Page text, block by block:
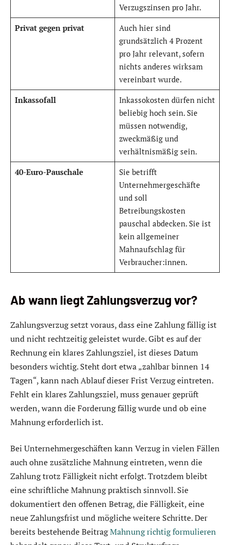
Verzugszinsen pro Jahr.
Privat gegen privat
Auch hier sind
grundsätzlich 4 Prozent
pro Jahr relevant, sofern
nichts anderes wirksam
vereinbart wurde.
Inkassofall
Inkassokosten dürfen nicht
beliebig hoch sein. Sie
müssen notwendig,
zweckmäßig und
verhältnismäßig sein.
40-Euro-Pauschale
Sie betrifft
Unternehmergeschäfte
und soll
Betreibungskosten
pauschal abdecken. Sie ist
kein allgemeiner
Mahnaufschlag für
Verbraucher:innen.
Ab wann liegt Zahlungsverzug vor?
Zahlungsverzug setzt voraus, dass eine Zahlung fällig ist
und nicht rechtzeitig geleistet wurde. Gibt es auf der
Rechnung ein klares Zahlungsziel, ist dieses Datum
besonders wichtig. Steht dort etwa „zahlbar binnen 14
Tagen“, kann nach Ablauf dieser Frist Verzug eintreten.
Fehlt ein klares Zahlungsziel, muss genauer geprüft
werden, wann die Forderung fällig wurde und ob eine
Mahnung erforderlich ist.
Bei Unternehmergeschäften kann Verzug in vielen Fällen
auch ohne zusätzliche Mahnung eintreten, wenn die
Zahlung trotz Fälligkeit nicht erfolgt. Trotzdem bleibt
eine schriftliche Mahnung praktisch sinnvoll. Sie
dokumentiert den offenen Betrag, die Fälligkeit, eine
neue Zahlungsfrist und mögliche weitere Schritte. Der
bereits bestehende BeitragMahnung richtig formulieren